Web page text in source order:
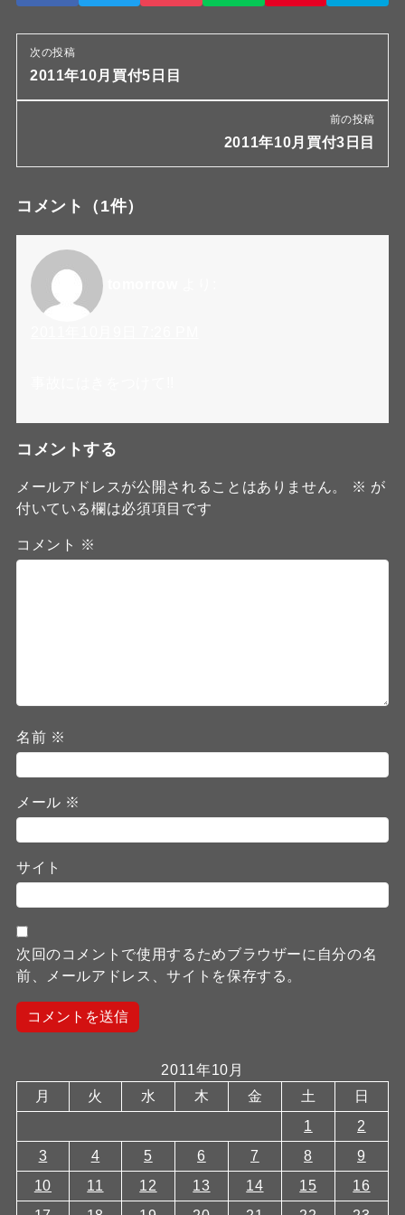
次の投稿
2011年10月買付5日目
前の投稿
2011年10月買付3日目
コメント （1件）
コメントする
メールアドレスが公開されることはありません。 ※ が
付いている欄は必須項目です
コメント ※
名前 ※
メール ※
サイト
次回のコメントで使用するためブラウザーに自分の名
前、メールアドレス、サイトを保存する。
2011年10月
月
火 水 木 金 土
日
1
2
3
4 5 6 7 8
9
10
11 12 13 14 15
16